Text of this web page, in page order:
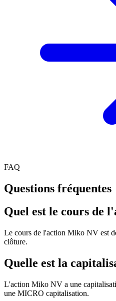
FAQ
Questions fréquentes
Quel est le cours de
Le cours de l'action Miko NV est
clôture.
Quelle est la
L'action Miko NV a une
une MICRO capitalisation.